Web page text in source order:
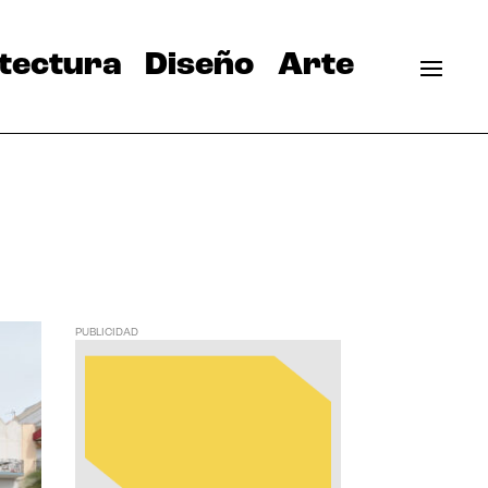
Diseño Arte
PUBLICIDAD